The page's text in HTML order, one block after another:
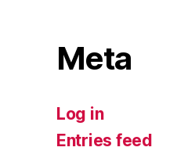
Meta
Log in
Entries feed